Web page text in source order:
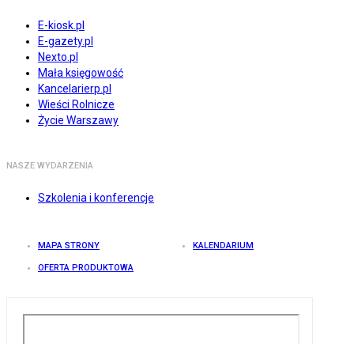
E-kiosk.pl
E-gazety.pl
Nexto.pl
Mała księgowość
Kancelarierp.pl
Wieści Rolnicze
Życie Warszawy
NASZE WYDARZENIA
Szkolenia i konferencje
MAPA STRONY KALENDARIUM
OFERTA PRODUKTOWA